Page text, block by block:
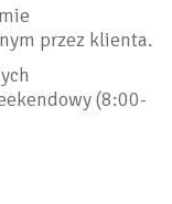
przez klienta.
(8:00-